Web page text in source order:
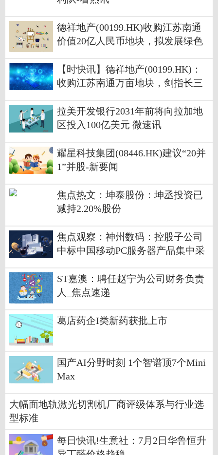
德祥地产(00199.HK)收购江苏南通
价值20亿人民币地块，拟发展绿色
【时快讯】德祥地产(00199.HK)：
收购江苏南通万亩地块，剑指长三
拉美开发银行2031年前将向拉加地
区投入100亿美元 微速讯
耀星科技集团(08446.HK)建议“20并
1”并股-新要闻
焦点热文：坤泰股份：坤丞投资已
减持2.20%股份
焦点观察：神州数码：控股子公司
中标中国移动PC服务器产品集中采
ST嘉澳：聘任赵宁为公司财务负责
人_焦点速递
葛店药企I类新药获批上市
国产AI分野时刻 1个智谱顶7个Mini
Max
大幅面地轨激光切割机厂商评级体系与行业选
型标准
每日快讯!生意社：7月2日华鲁恒升